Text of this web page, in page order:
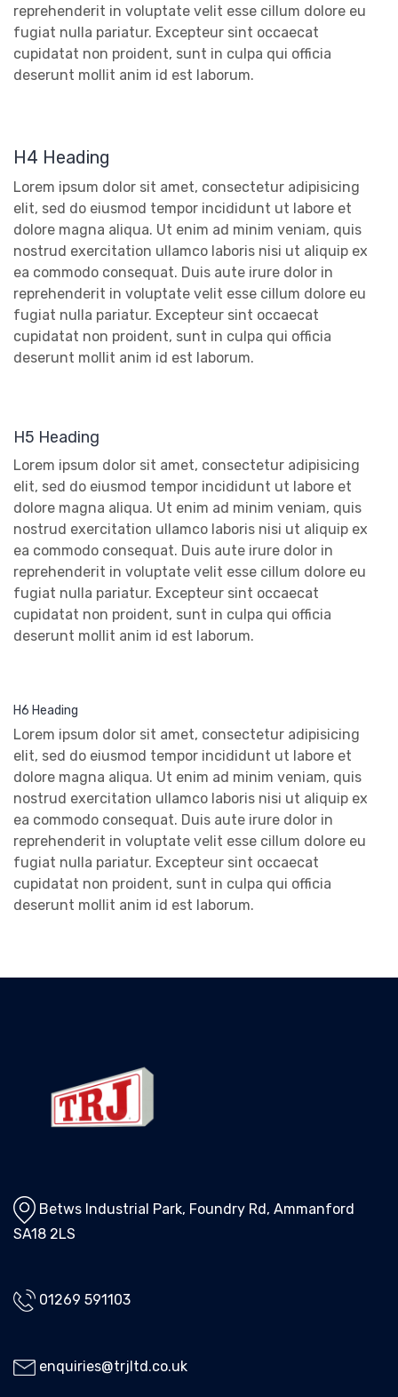
reprehenderit in voluptate velit esse cillum dolore eu
fugiat nulla pariatur. Excepteur sint occaecat
cupidatat non proident, sunt in culpa qui officia
deserunt mollit anim id est laborum.
H4 Heading
Lorem ipsum dolor sit amet, consectetur adipisicing
elit, sed do eiusmod tempor incididunt ut labore et
dolore magna aliqua. Ut enim ad minim veniam, quis
nostrud exercitation ullamco laboris nisi ut aliquip ex
ea commodo consequat. Duis aute irure dolor in
reprehenderit in voluptate velit esse cillum dolore eu
fugiat nulla pariatur. Excepteur sint occaecat
cupidatat non proident, sunt in culpa qui officia
deserunt mollit anim id est laborum.
H5 Heading
Lorem ipsum dolor sit amet, consectetur adipisicing
elit, sed do eiusmod tempor incididunt ut labore et
dolore magna aliqua. Ut enim ad minim veniam, quis
nostrud exercitation ullamco laboris nisi ut aliquip ex
ea commodo consequat. Duis aute irure dolor in
reprehenderit in voluptate velit esse cillum dolore eu
fugiat nulla pariatur. Excepteur sint occaecat
cupidatat non proident, sunt in culpa qui officia
deserunt mollit anim id est laborum.
H6 Heading
Lorem ipsum dolor sit amet, consectetur adipisicing
elit, sed do eiusmod tempor incididunt ut labore et
dolore magna aliqua. Ut enim ad minim veniam, quis
nostrud exercitation ullamco laboris nisi ut aliquip ex
ea commodo consequat. Duis aute irure dolor in
reprehenderit in voluptate velit esse cillum dolore eu
fugiat nulla pariatur. Excepteur sint occaecat
cupidatat non proident, sunt in culpa qui officia
deserunt mollit anim id est laborum.
Betws Industrial Park, Foundry Rd, Ammanford
SA18 2LS
01269 591103
enquiries@trjltd.co.uk